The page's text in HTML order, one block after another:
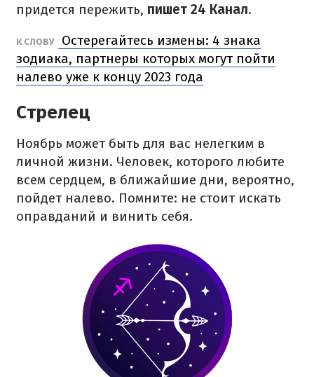
придется пережить, пишет 24 Канал.
К СЛОВУ
Остерегайтесь измены: 4 знака
зодиака, партнеры которых могут пойти
налево уже к концу 2023 года
Стрелец
Ноябрь может быть для вас нелегким в
личной жизни. Человек, которого любите
всем сердцем, в ближайшие дни, вероятно,
пойдет налево. Помните: не стоит искать
оправданий и винить себя.